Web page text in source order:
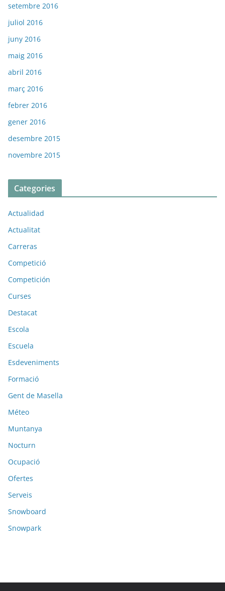
setembre 2016
juliol 2016
juny 2016
maig 2016
abril 2016
març 2016
febrer 2016
gener 2016
desembre 2015
novembre 2015
Categories
Actualidad
Actualitat
Carreras
Competició
Competición
Curses
Destacat
Escola
Escuela
Esdeveniments
Formació
Gent de Masella
Méteo
Muntanya
Nocturn
Ocupació
Ofertes
Serveis
Snowboard
Snowpark